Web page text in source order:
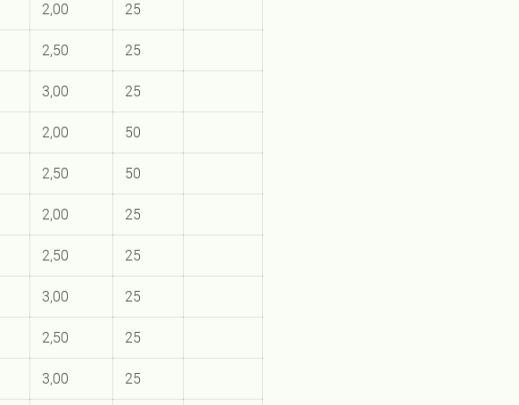
2,00 25
2,50 25
3,00 25
2,00 50
2,50 50
2,00 25
2,50 25
3,00 25
2,50 25
3,00 25